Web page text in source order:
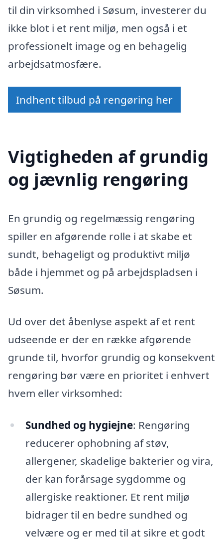
til din virksomhed i Søsum, investerer du
ikke blot i et rent miljø, men også i et
professionelt image og en behagelig
arbejdsatmosfære.
Indhent tilbud på rengøring her
Vigtigheden af grundig
og jævnlig rengøring
En grundig og regelmæssig rengøring
spiller en afgørende rolle i at skabe et
sundt, behageligt og produktivt miljø
både i hjemmet og på arbejdspladsen i
Søsum.
Ud over det åbenlyse aspekt af et rent
udseende er der en række afgørende
grunde til, hvorfor grundig og konsekvent
rengøring bør være en prioritet i enhvert
hvem eller virksomhed:
Sundhed og hygiejne: Rengøring
reducerer ophobning af støv,
allergener, skadelige bakterier og vira,
der kan forårsage sygdomme og
allergiske reaktioner. Et rent miljø
bidrager til en bedre sundhed og
velvære og er med til at sikre et godt